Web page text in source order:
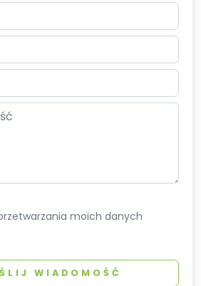
moich danych
WIADOMOŚĆ